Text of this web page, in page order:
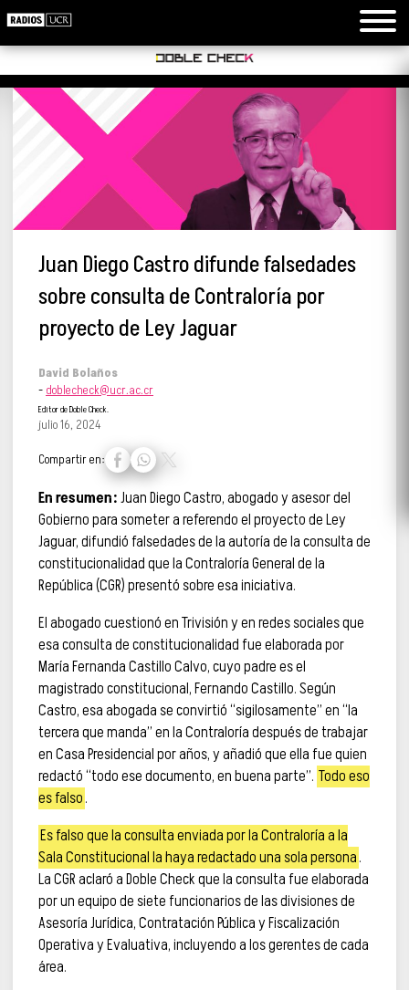
Juan Diego Castro difunde falsedades
sobre consulta de Contraloría por
proyecto de Ley Jaguar
David Bolaños
- doblecheck@ucr.ac.cr
Editor de Doble Check.
julio 16, 2024
Compartir en:
En resumen:Juan Diego Castro, abogado y asesor del
Gobierno para someter a referendo el proyecto de Ley
Jaguar, difundió falsedades de la autoría de la consulta de
constitucionalidad que la Contraloría General de la
República (CGR) presentó sobre esa iniciativa.
El abogado cuestionó en Trivisión y en redes sociales que
esa consulta de constitucionalidad fue elaborada por
María Fernanda Castillo Calvo, cuyo padre es el
magistrado constitucional, Fernando Castillo. Según
Castro, esa abogada se convirtió “sigilosamente” en “la
tercera que manda” en la Contraloría después de trabajar
en Casa Presidencial por años, y añadió que ella fue quien
redactó “todo ese documento, en buena parte”. Todo eso
es falso.
Es falso que la consulta enviada por la Contraloría a la
Sala Constitucional la haya redactado una sola persona.
La CGR aclaró a Doble Check que la consulta fue elaborada
por un equipo de siete funcionarios de las divisiones de
Asesoría Jurídica, Contratación Pública y Fiscalización
Operativa y Evaluativa, incluyendo a los gerentes de cada
área.